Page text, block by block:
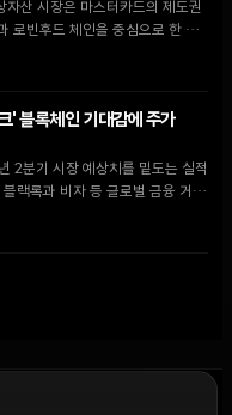
산 시장은 마스터카드의 제도권
로빈후드 체인을 중심으로 한 소
는 극명한 대조를 보이고 있다.
' 블록체인 기대감에 주가
2분기 시장 예상치를 밑도는 실적
랙록과 비자 등 글로벌 금융 거물
의 검증인 명단을 공개하며 시장